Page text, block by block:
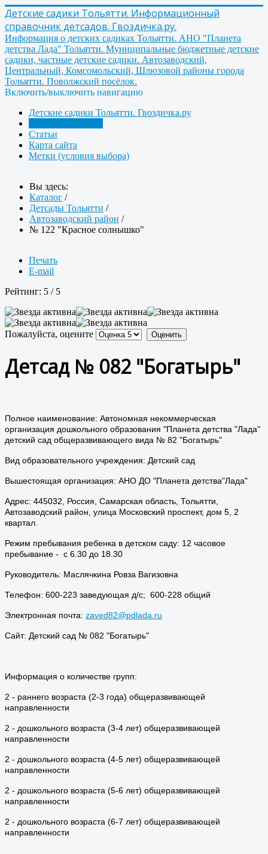
Детские садики Тольятти. Информационный
справочник детсадов. Гвоздичка.ру.
Информация о детских садиках Тольятти. АНО "Планета
детства Лада" Тольятти. Муниципальные бюджетные детские
садики, частные детские садики. Автозаводский,
Центральный, Комсомольский, Шлюзовой районы города
Тольятти. Поволжский посёлок.
Включить/выключить навигацию
Детские садики Тольятти. Гвоздичка.ру
Статьи
Карта сайта
Метки (условия выбора)
Вы здесь:
Каталог /
Детсады Тольятти /
Автозаводский район /
№ 122 "Красное солнышко"
Печать
E-mail
Рейтинг: 5 / 5
Пожалуйста, оцените
Детсад № 082 "Богатырь"
Полное наименование: Автономная некоммерческая
организация дошкольного образования "Планета детства "Лада"
детский сад общеразвивающего вида № 82 "Богатырь"
Вид образовательного учреждения: Детский сад
Вышестоящая организация: АНО ДО "Планета детства"Лада"
Адрес: 445032, Россия, Самарская область, Тольятти,
Автозаводский район, улица Московский проспект, дом 5, 2
квартал.
Режим пребывания ребенка в детском саду: 12 часовое
пребывание - с 6.30 до 18.30
Руководитель: Маслячкина Ровза Вагизовна
Телефон: 600-223 заведующая д/с; 600-228 общий
Электронная почта: zaved82@pdlada.ru
Сайт: Детский сад № 082 "Богатырь"
Информация о количестве групп:
2 - раннего возраста (2-3 года) общеразвивающей
направленности
2 - дошкольного возраста (3-4 лет) общеразвивающей
направленности
2 - дошкольного возраста (4-5 лет) общеразвивающей
направленности
2 - дошкольного возраста (5-6 лет) общеразвивающей
направленности
2 - дошкольного возраста (6-7 лет) общеразвивающей
направленности